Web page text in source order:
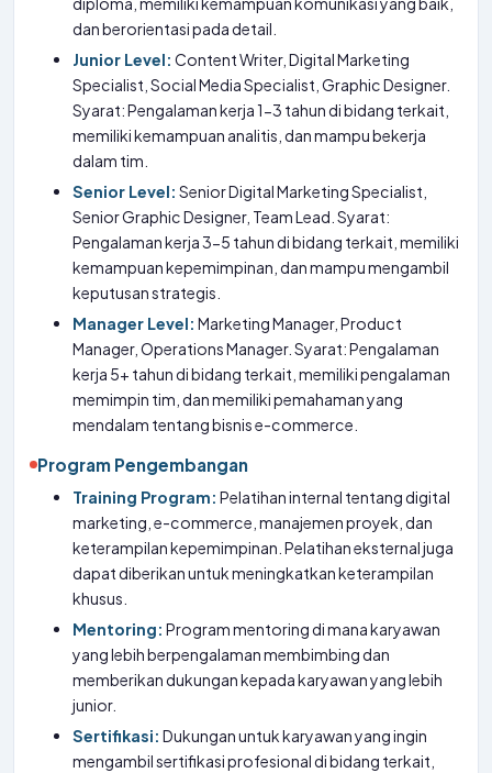
dan berorientasi pada detail.
Junior Level: Content Writer, Digital Marketing
Specialist, Social Media Specialist, Graphic Designer.
Syarat: Pengalaman kerja 1-3 tahun di bidang terkait,
memiliki kemampuan analitis, dan mampu bekerja
dalam tim.
Senior Level: Senior Digital Marketing Specialist,
Senior Graphic Designer, Team Lead. Syarat:
Pengalaman kerja 3-5 tahun di bidang terkait, memiliki
kemampuan kepemimpinan, dan mampu mengambil
keputusan strategis.
Manager Level: Marketing Manager, Product
Manager, Operations Manager. Syarat: Pengalaman
kerja 5+ tahun di bidang terkait, memiliki pengalaman
memimpin tim, dan memiliki pemahaman yang
mendalam tentang bisnis e-commerce.
Program Pengembangan
Training Program: Pelatihan internal tentang digital
marketing, e-commerce, manajemen proyek, dan
keterampilan kepemimpinan. Pelatihan eksternal juga
dapat diberikan untuk meningkatkan keterampilan
khusus.
Mentoring: Program mentoring di mana karyawan
yang lebih berpengalaman membimbing dan
memberikan dukungan kepada karyawan yang lebih
junior.
Sertifikasi: Dukungan untuk karyawan yang ingin
mengambil sertifikasi profesional di bidang terkait,